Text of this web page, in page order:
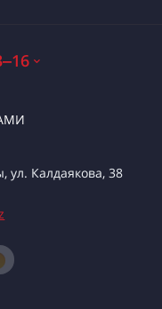
ул. Калдаякова, 38